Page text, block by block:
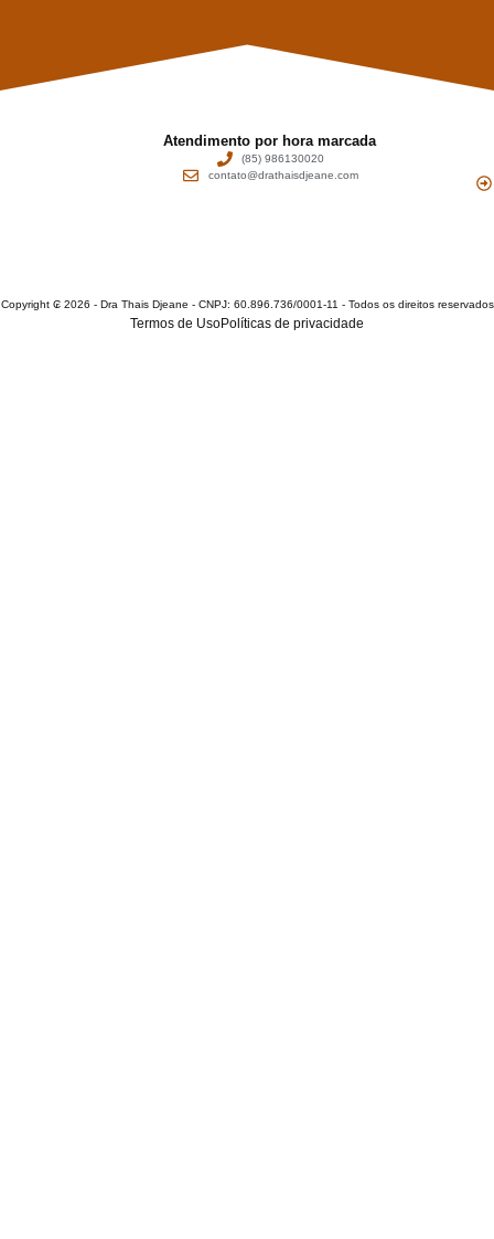
Atendimento por hora marcada
(85) 986130020
contato@drathaisdjeane.com
Copyright ₢ 2026 - Dra Thais Djeane - CNPJ: 60.896.736/0001-11 - Todos os direitos reservados
Termos de UsoPolíticas de privacidade